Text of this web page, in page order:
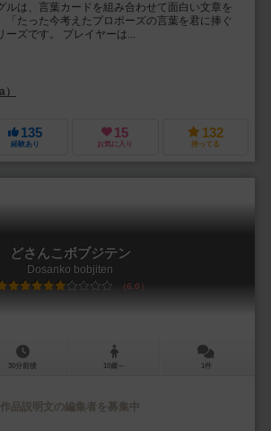
ルは、言葉カードを組み合わせて面白い文章を
「たった今考えたプロポーズの言葉を君に捧ぐ
ーズです。 プレイヤーは...
135
経験あり
15
お気に入り
132
持ってる
どさんこボブジテン
Dosanko bobjiten
6.0
30分前後 10歳～ 1件
作品説明文の編集者を募集中